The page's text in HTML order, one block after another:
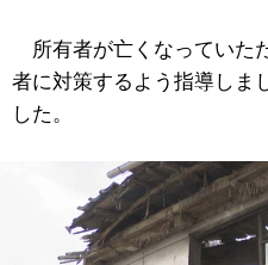
所有者が亡くなっていた
者に対策するよう指導しま
した。